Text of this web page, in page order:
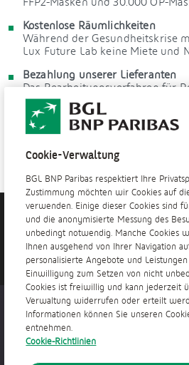
Kostenlose Räumlichkeiten
Während der Gesundheitskrise
Lux Future Lab keine Miete und
Bezahlung unserer Lieferanten
Das Bearbeitungsverfahren für
Lieferanten wurde angepasst,
beschleunigen.
Brauchen Sie
Kontaktieren Sie
Überall jederzeit
Cookie-Verwaltung
BGL BNP Paribas respektiert Ihre
Zustimmung möchten wir Cookies auf
verwenden. Einige dieser Cookies sind
und die anonymisierte Messung des
unbedingt notwendig. Manche Cookies
Ihnen ausgehend von Ihrer Navigation
personalisierte Angebote und
Einwilligung zum Setzen von nicht
Cookies ist freiwillig und kann jederzeit
Verwaltung widerrufen oder erteilt
Informationen können Sie unseren
entnehmen.
Cookie-Richtlinien